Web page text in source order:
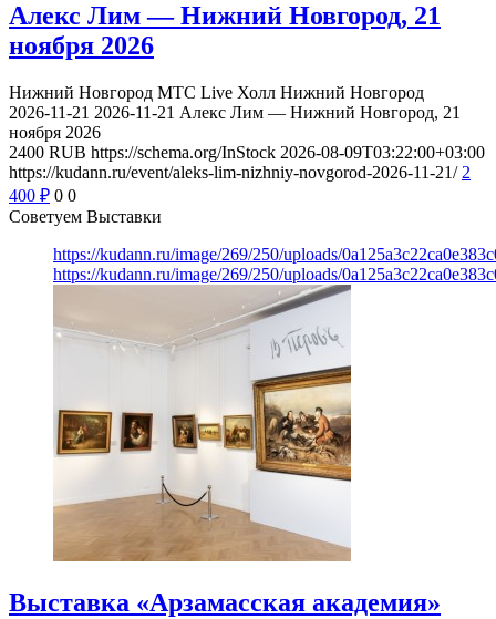
Алекс Лим — Нижний Новгород, 21
ноября 2026
Нижний Новгород МТС Live Холл Нижний Новгород
2026-11-21 2026-11-21 Алекс Лим — Нижний Новгород, 21
ноября 2026
2400 RUB https://schema.org/InStock 2026-08-09T03:22:00+03:00
https://kudann.ru/event/aleks-lim-nizhniy-novgorod-2026-11-21/ 2
400 ₽ 0 0
Советуем Выставки
https://kudann.ru/image/269/250/uploads/
https://kudann.ru/image/269/250/uploads/
Выставка «Арзамасская академия»